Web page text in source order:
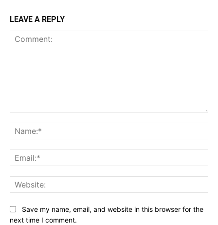
LEAVE A REPLY
Save my name, email, and website in this browser for the
next time I comment.